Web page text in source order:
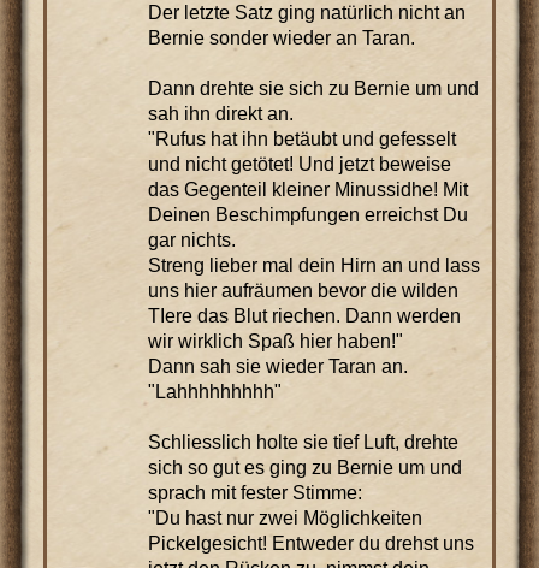
Der letzte Satz ging natürlich nicht an
Bernie sonder wieder an Taran.
Dann drehte sie sich zu Bernie um und
sah ihn direkt an.
"Rufus hat ihn betäubt und gefesselt
und nicht getötet! Und jetzt beweise
das Gegenteil kleiner Minussidhe! Mit
Deinen Beschimpfungen erreichst Du
gar nichts.
Streng lieber mal dein Hirn an und lass
uns hier aufräumen bevor die wilden
TIere das Blut riechen. Dann werden
wir wirklich Spaß hier haben!"
Dann sah sie wieder Taran an.
"Lahhhhhhhhh"
Schliesslich holte sie tief Luft, drehte
sich so gut es ging zu Bernie um und
sprach mit fester Stimme:
"Du hast nur zwei Möglichkeiten
Pickelgesicht! Entweder du drehst uns